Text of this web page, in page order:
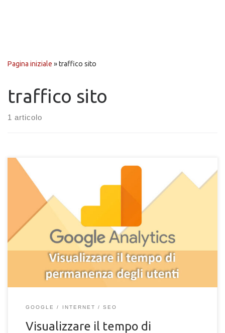
Pagina iniziale »traffico sito
traffico sito
1 articolo
Scopri come poter visualizzare il tempo medio di permanenza
dei visitatori del tuo sito con Google Analytics e sfruttare i suoi
dati per l'ottimizzazione SEO.
GOOGLE INTERNET SEO
Visualizzare il tempo di